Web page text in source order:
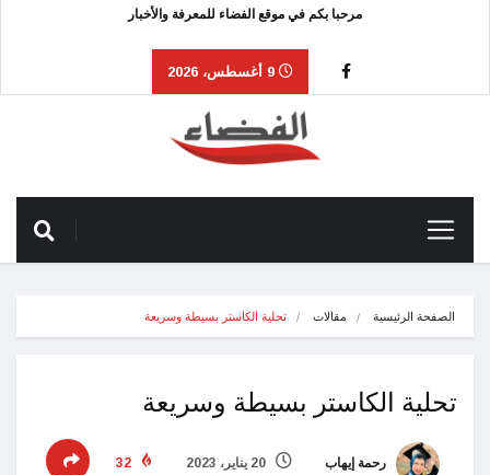
مرحبا بكم في موقع الفضاء للمعرفة والأخبار
الصفحة الرئيسية مقالات تحلية الكاستر بسيطة وسريعة
تحلية الكاستر بسيطة وسريعة
رحمة إيهاب